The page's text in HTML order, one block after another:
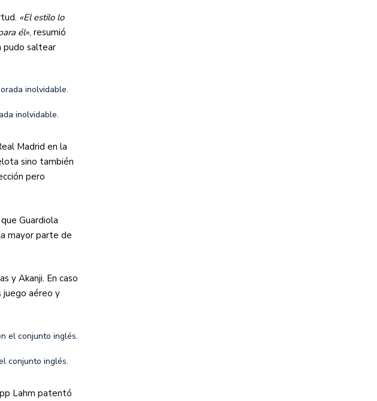
«El estilo lo
él», resumió
pudo saltear
inolvidable.
Madrid en la
sino también
pero
Guardiola
mayor parte de
y Akanji. En caso
juego aéreo y
conjunto inglés.
Lahm patentó